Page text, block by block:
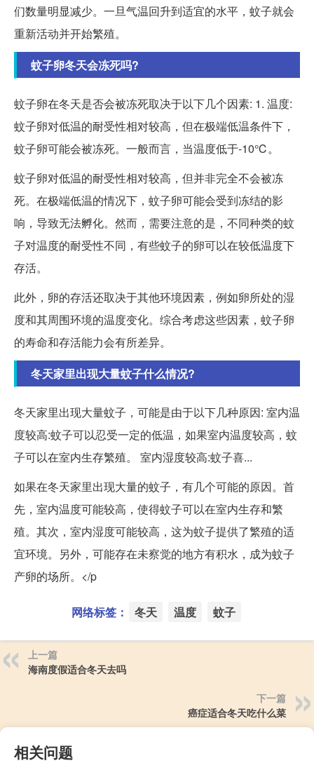
们数量明显减少。一旦气温回升到适宜的水平，蚊子就会
重新活动并开始繁殖。
蚊子卵冬天会冻死吗?
蚊子卵在冬天是否会被冻死取决于以下几个因素: 1. 温度:
蚊子卵对低温的耐受性相对较高，但在极端低温条件下，
蚊子卵可能会被冻死。一般而言，当温度低于-10℃。
蚊子卵对低温的耐受性相对较高，但并非完全不会被冻
死。在极端低温的情况下，蚊子卵可能会受到冻结的影
响，导致无法孵化。然而，需要注意的是，不同种类的蚊
子对温度的耐受性不同，有些蚊子的卵可以在较低温度下
存活。
此外，卵的存活还取决于其他环境因素，例如卵所处的湿
度和其周围环境的温度变化。综合考虑这些因素，蚊子卵
的寿命和存活能力会有所差异。
冬天家里出现大量蚊子什么情况?
冬天家里出现大量蚊子，可能是由于以下几种原因: 室内温
度较高:蚊子可以忍受一定的低温，如果室内温度较高，蚊
子可以在室内生存繁殖。 室内湿度较高:蚊子喜...
如果在冬天家里出现大量的蚊子，有几个可能的原因。首
先，室内温度可能较高，使得蚊子可以在室内生存和繁
殖。其次，室内湿度可能较高，这为蚊子提供了繁殖的适
宜环境。另外，可能存在未察觉的地方有积水，成为蚊子
产卵的场所。</p
网络标签： 冬天 温度 蚊子
上一篇
海南度假适合冬天去吗
下一篇
癌症适合冬天吃什么菜
相关问题